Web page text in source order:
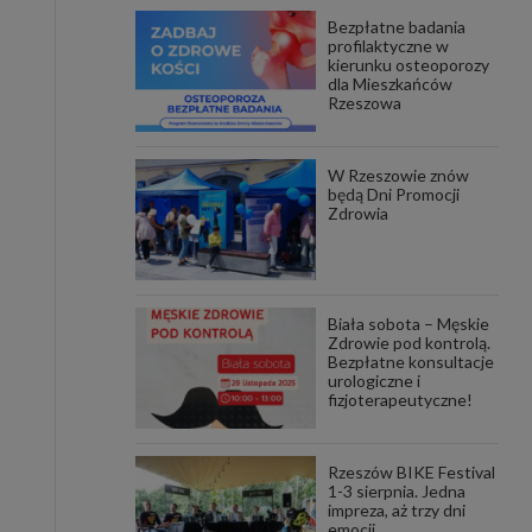
Aby
i ich
w
gdy
do
Bezpłatne badania
profilaktyczne w
kierunku osteoporozy
dla Mieszkańców
Rzeszowa
W Rzeszowie znów
będą Dni Promocji
Zdrowia
Biała sobota – Męskie
Zdrowie pod kontrolą.
Bezpłatne konsultacje
urologiczne i
fizjoterapeutyczne!
Rzeszów BIKE Festival
1-3 sierpnia. Jedna
impreza, aż trzy dni